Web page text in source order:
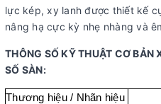
lực kép, xy lanh được thiết kế
nâng hạ cực kỳ nhẹ nhàng và
THÔNG SỐ KỸ THUẬT CƠ BẢN
SỐ SÀN:
Thương hiệu / Nhãn hiệu